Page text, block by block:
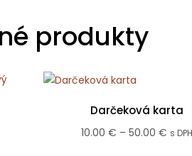
produkty
Darčeková karta
10.00 € – 50.00 €Price
s DPH